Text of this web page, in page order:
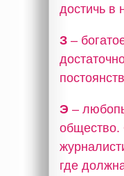
достичь в
З –
Э –
общество.
где